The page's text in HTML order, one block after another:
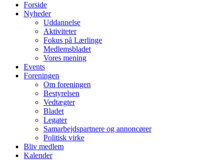
Forside
Nyheder
Uddannelse
Aktiviteter
Fokus på Lærlinge
Medlemsbladet
Vores mening
Events
Foreningen
Om foreningen
Bestyrelsen
Vedtægter
Bladet
Legater
Samarbejdspartnere og annoncører
Politisk virke
Bliv medlem
Kalender